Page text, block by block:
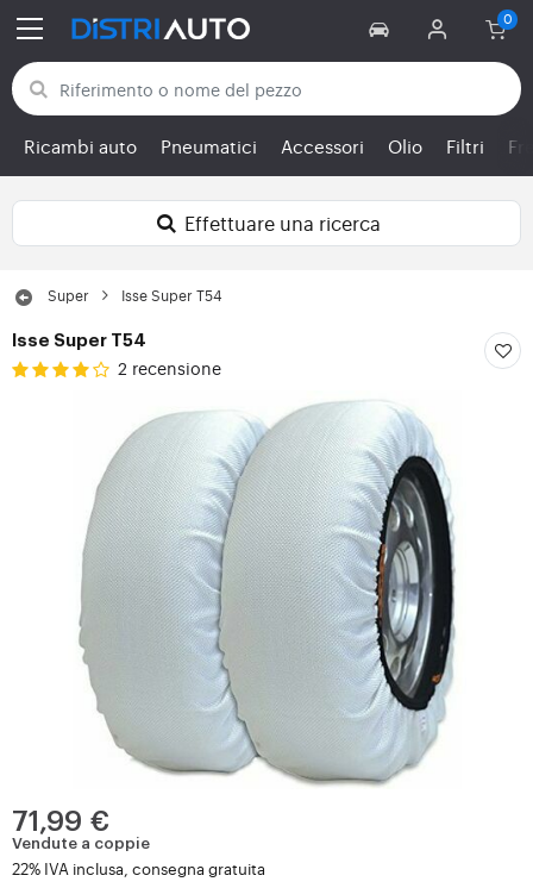
Torna alle categorie
Ricambi auto Pneumatici Accessori Olio Filtri
Effettuare una ricerca
Super Isse Super T54
Isse Super T54
2 recensione
71,99 €
Vendute a coppie
22% IVA inclusa, consegna gratuita